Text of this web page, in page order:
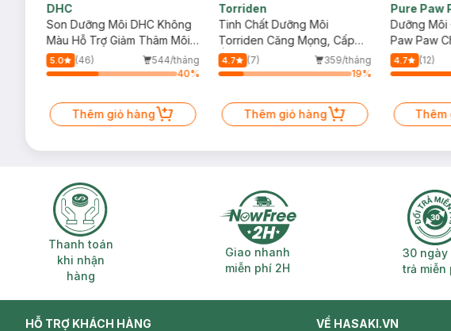
DHC
Son Dưỡng Môi DHC Không
Màu Hỗ Trợ Giảm Thâm Môi
1.5g
5.0 (46)
544/tháng
40%
Thêm giỏ hàng
Torriden
Tinh Chất Dưỡng Môi
Torriden Căng Mọng, Cấp
Ẩm 11ml
4.7 (7)
359/tháng
19%
Thêm giỏ hàng
Pure Paw
Dưỡng Môi
Paw Paw
25g
4.7 (12)
Thêm
Thanh toán khi nhận hàng
Thanh toán
khi nhận
hàng
Giao nhanh miễn phí 2H
Giao nhanh
miễn phí 2H
30 ngày
trả miễn
HỖ TRỢ KHÁCH HÀNG VỀ HASAKI.VN